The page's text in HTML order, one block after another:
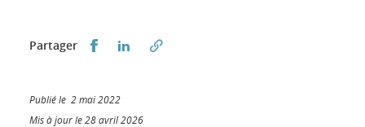
Partager Partager sur Facebook
Partager sur LinkedIn
Publié le 2 mai 2022
Mis à jour le 28 avril 2026